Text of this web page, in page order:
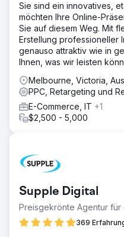
Sie sind ein innovatives,
möchten Ihre Online-
Sie auf diesem Weg. Mit
Erstellung professioneller
genauso attraktiv wie in
Ihnen, was wir leisten
Melbourne, Victoria,
PPC, Retargeting und
E-Commerce, IT +1
$2,500 - 5,000
Supple Digital
Preisgekrönte Agentur für
369